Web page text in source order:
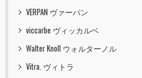
VERPAN ヴァーパン
viccarbe ヴィッカルベ
Walter Knoll ウォルターノル
Vitra. ヴィトラ